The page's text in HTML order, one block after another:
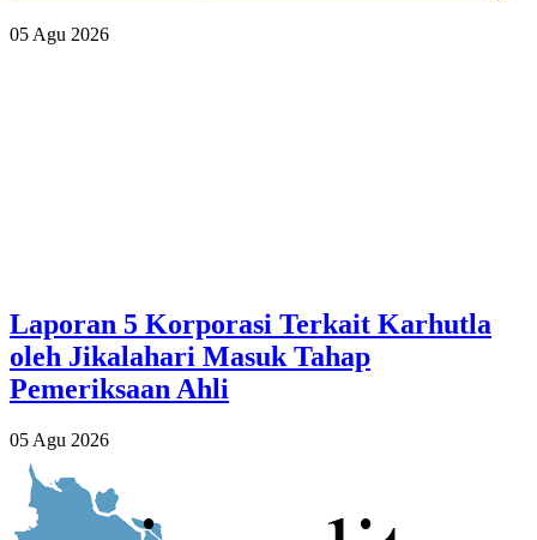
05 Agu 2026
Laporan 5 Korporasi Terkait Karhutla
oleh Jikalahari Masuk Tahap
Pemeriksaan Ahli
05 Agu 2026